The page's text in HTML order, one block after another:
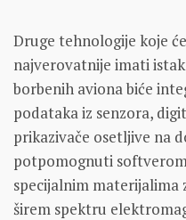
Druge tehnologije koje
najverovatnije imati
borbenih aviona biće
podataka iz senzora,
prikazivače osetljive na
potpomognuti
specijalnim materijalima
širem spektru